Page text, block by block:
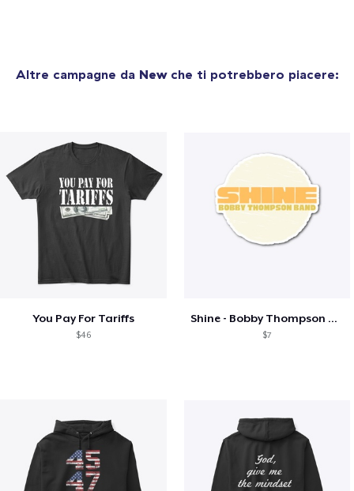
Altre campagne da Newche ti potrebbero piacere:
You Pay For Tariffs
$46
Shine - Bobby Thompson Band Merch
$7